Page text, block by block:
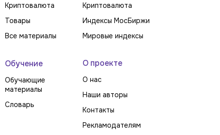
Криптовалюта
Товары
Все материалы
Криптовалюта
Индексы МосБиржи
Мировые индексы
Обучение
Обучающие
материалы
Словарь
О проекте
О нас
Наши авторы
Контакты
Рекламодателям